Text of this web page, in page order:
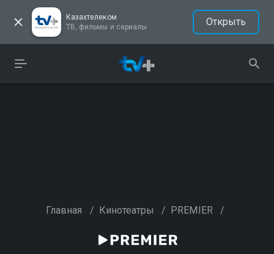
Казахтелеком
ТВ, фильмы и сериалы
Открыть
Главная / Кинотеатры / PREMIER /